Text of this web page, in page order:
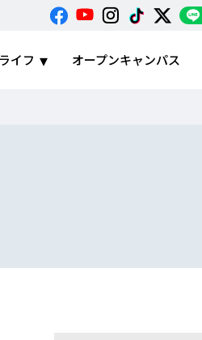
イフ オープンキャンパス